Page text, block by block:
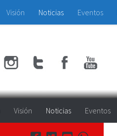
Visión Noticias Eventos
Visión Noticias Eventos